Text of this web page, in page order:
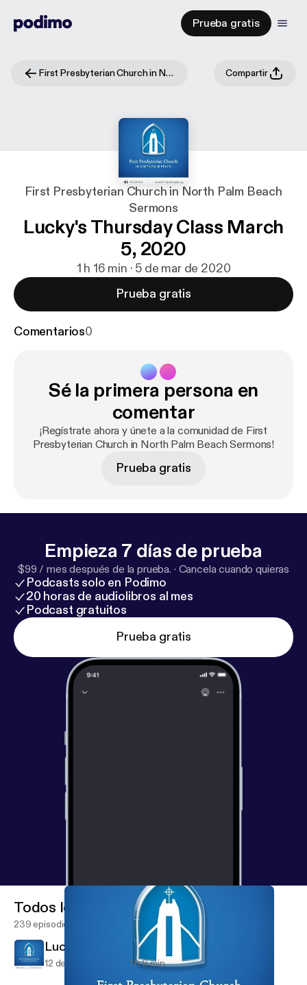
Prueba gratis
First Presbyterian Church in North Palm Beach Sermons Compartir
First Presbyterian Church in North Palm Beach
Sermons
Lucky's Thursday Class March
5, 2020
1 h 16 min · 5 de mar de 2020
Prueba gratis
Comentarios0
Sé la primera persona en
comentar
¡Regístrate ahora y únete a la comunidad de First
Presbyterian Church in North Palm Beach Sermons!
Prueba gratis
Empieza 7 días de prueba
$99 / mes después de la prueba. · Cancela cuando quieras
Podcasts solo en Podimo
20 horas de audiolibros al mes
Podcast gratuitos
Prueba gratis
Todos los episodios
239 episodios
Lucky's Thursday Class March 12, 2020
12 de mar de 2020 1 h 9 min